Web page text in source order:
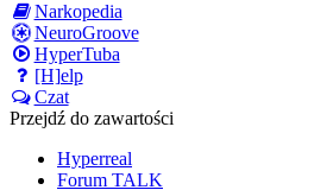
Narkopedia
NeuroGroove
HyperTuba
[H]elp
Czat
Przejdź do zawartości
Hyperreal
Forum TALK